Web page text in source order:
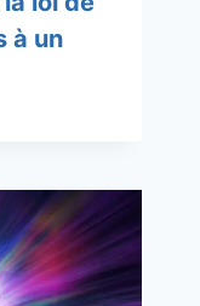
à un